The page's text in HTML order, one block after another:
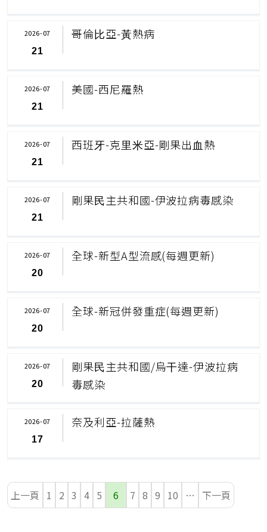
哥倫⽐亞-⿈熱病
2026-07
21
美國-西尼羅熱
2026-07
21
西班⽛-克⾥⽶亞-剛果出⾎熱
2026-07
21
剛果⺠主共和國-伊波拉病毒感染
2026-07
21
全球-新型A型流感(每週更新)
2026-07
20
全球-新冠併發重症(每週更新)
2026-07
20
剛果⺠主共和國/烏⼲達-伊波拉病
毒感染
2026-07
20
奈及利亞-拉薩熱
2026-07
17
上一頁 1 2 3 4 5 6 7 8 9 10 … 下一頁